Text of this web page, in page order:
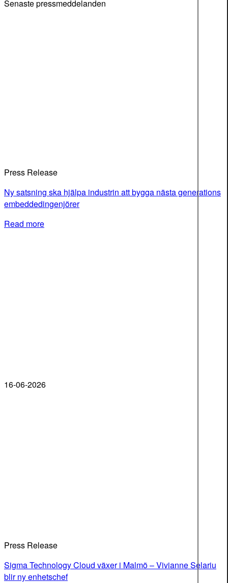
Senaste pressmeddelanden
Press Release
Ny satsning ska hjälpa industrin att bygga nästa generations
embeddedingenjörer
Read more
16-06-2026
Press Release
Sigma Technology Cloud växer i Malmö – Vivianne Selariu
blir ny enhetschef